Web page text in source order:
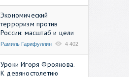
Экономический
терроризм против
России: масштаб и цели
Рамиль Гарифуллин 4 402
Уроки Игоря Фроянова.
К девяностолетию